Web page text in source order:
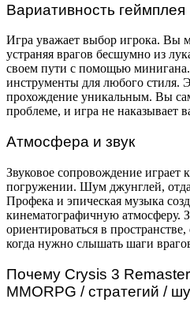
Вариативность геймплея
Игра уважает выбор игрока. Вы
устраняя врагов бесшумно из
своем пути с помощью
инструменты для любого стиля.
прохождение уникальным. Вы
проблеме, и игра не наказывает
Атмосфера и звук
Звуковое сопровождение играет
погружении. Шум джунглей,
Профека и эпическая музыка
кинематографичную атмосферу.
ориентироваться в
когда нужно слышать шаги
Почему Crysis 3
MMORPG / стратегий /